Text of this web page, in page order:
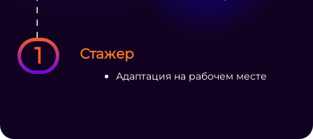
1 Стажер
Адаптация на рабочем месте